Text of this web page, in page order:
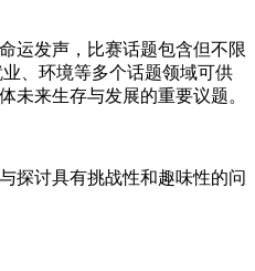
运发声，比赛话题包含但不限
、环境等多个话题领域可供
未来生存与发展的重要议题。
探讨具有挑战性和趣味性的问